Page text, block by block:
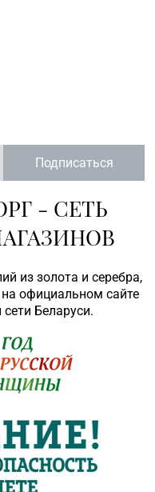
Подписаться
- СЕТЬ
из золота и серебра,
официальном сайте
Беларуси.